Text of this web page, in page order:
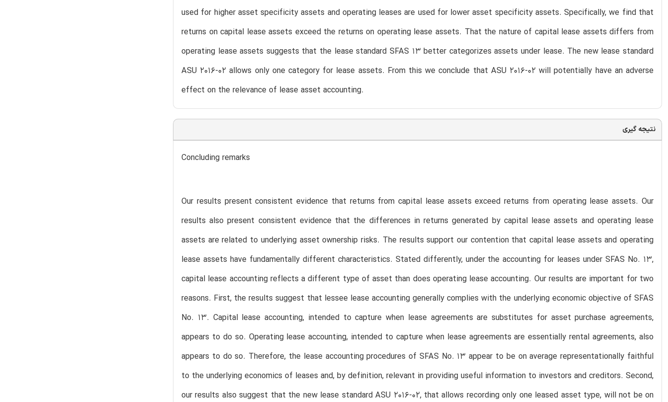
used for higher asset specificity assets and operating leases are used for lower asset specificity assets. Specifically, we find that
returns on capital lease assets exceed the returns on operating lease assets. That the nature of capital lease assets differs from
operating lease assets suggests that the lease standard SFAS 13 better categorizes assets under lease. The new lease standard
ASU 2016-02 allows only one category for lease assets. From this we conclude that ASU 2016-02 will potentially have an adverse
effect on the relevance of lease asset accounting.
نتیجه گیری
Concluding remarks
Our results present consistent evidence that returns from capital lease assets exceed returns from operating lease assets. Our
results also present consistent evidence that the differences in returns generated by capital lease assets and operating lease
assets are related to underlying asset ownership risks. The results support our contention that capital lease assets and operating
lease assets have fundamentally different characteristics. Stated differently, under the accounting for leases under SFAS No. 13,
capital lease accounting reflects a different type of asset than does operating lease accounting. Our results are important for two
reasons. First, the results suggest that lessee lease accounting generally complies with the underlying economic objective of SFAS
No. 13. Capital lease accounting, intended to capture when lease agreements are substitutes for asset purchase agreements,
appears to do so. Operating lease accounting, intended to capture when lease agreements are essentially rental agreements, also
appears to do so. Therefore, the lease accounting procedures of SFAS No. 13 appear to be on average representationally faithful
to the underlying economics of leases and, by definition, relevant in providing useful information to investors and creditors. Second,
our results also suggest that the new lease standard ASU 2016-02, that allows recording only one leased asset type, will not be on